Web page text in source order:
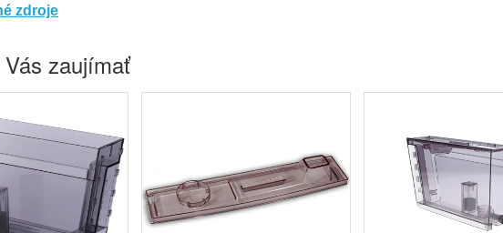
zdroje
zaujímať